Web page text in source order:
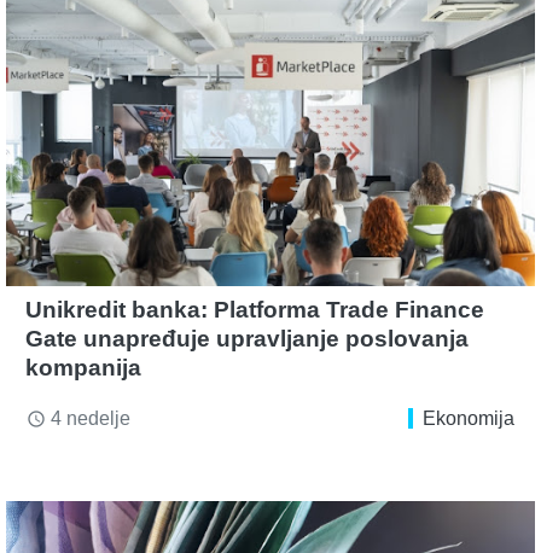
Unikredit banka: Platforma Trade Finance
Gate unapređuje upravljanje poslovanja
kompanija
access_time 4 nedelje Ekonomija